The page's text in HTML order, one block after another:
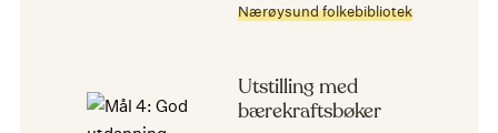
Nærøysund folkebibliotek
Utstilling med
bærekraftsbøker